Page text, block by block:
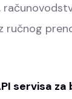
servisa za